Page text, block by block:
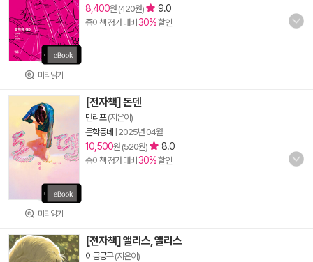
미리읽기
8,400원 (420원) 9.0
종이책 정가 대비 30%할인
미리읽기
[전자책] 돈덴
만리포(지은이)
문학동네
2025년 04월
10,500원 (520원) 8.0
종이책 정가 대비 30%할인
[전자책] 앨리스, 앨리스
이공공구(지은이)